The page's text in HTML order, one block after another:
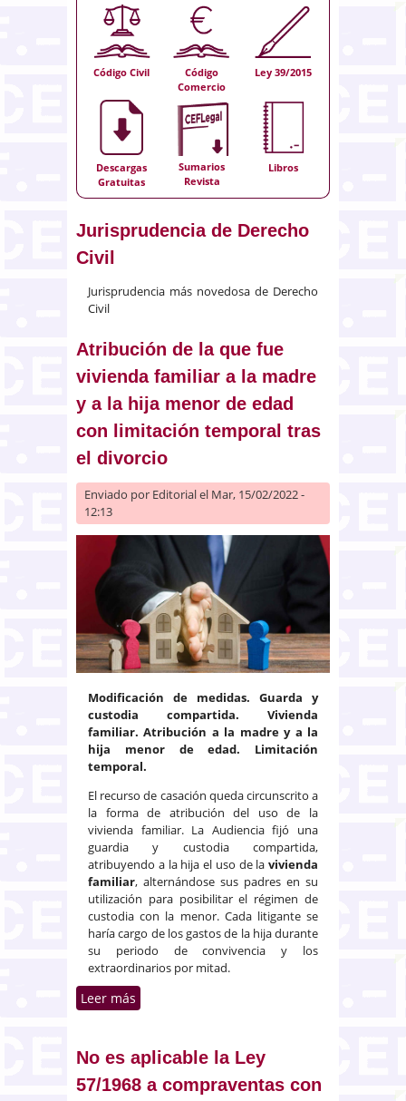
Código Civil
Código
Comercio
Ley 39/2015
Descargas
Gratuitas
Sumarios
Revista
Libros
Jurisprudencia de Derecho
Civil
Jurisprudencia más novedosa de Derecho
Civil
Atribución de la que fue
vivienda familiar a la madre
y a la hija menor de edad
con limitación temporal tras
el divorcio
Enviado por Editorialel Mar, 15/02/2022 -
12:13
Modificación de medidas. Guarda y
custodia compartida. Vivienda
familiar. Atribución a la madre y a la
hija menor de edad. Limitación
temporal.
El recurso de casación queda circunscrito a
la forma de atribución del uso de la
vivienda familiar. La Audiencia fijó una
guardia y custodia compartida,
atribuyendo a la hija el uso de la vivienda
familiar, alternándose sus padres en su
utilización para posibilitar el régimen de
custodia con la menor. Cada litigante se
haría cargo de los gastos de la hija durante
su periodo de convivencia y los
extraordinarios por mitad.
Leer más
limitación temporal tras el
divorcio
No es aplicable la Ley
57/1968 a compraventas con